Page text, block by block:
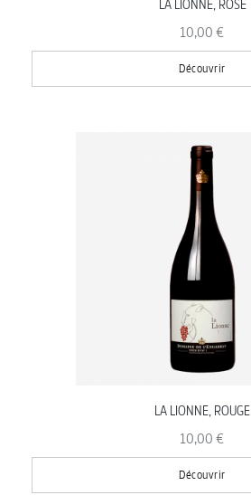
LA LIONNE, ROSÉ
10,00 €
Découvrir
LA LIONNE, ROUGE
10,00 €
Découvrir